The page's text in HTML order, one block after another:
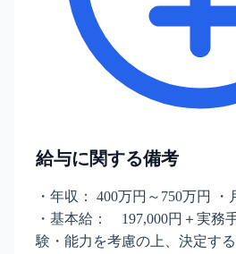
給与に関する備考
・年収： 400万円～750万円 ・
・基本給： 197,000円＋実
験・能力を考慮の上、決定す